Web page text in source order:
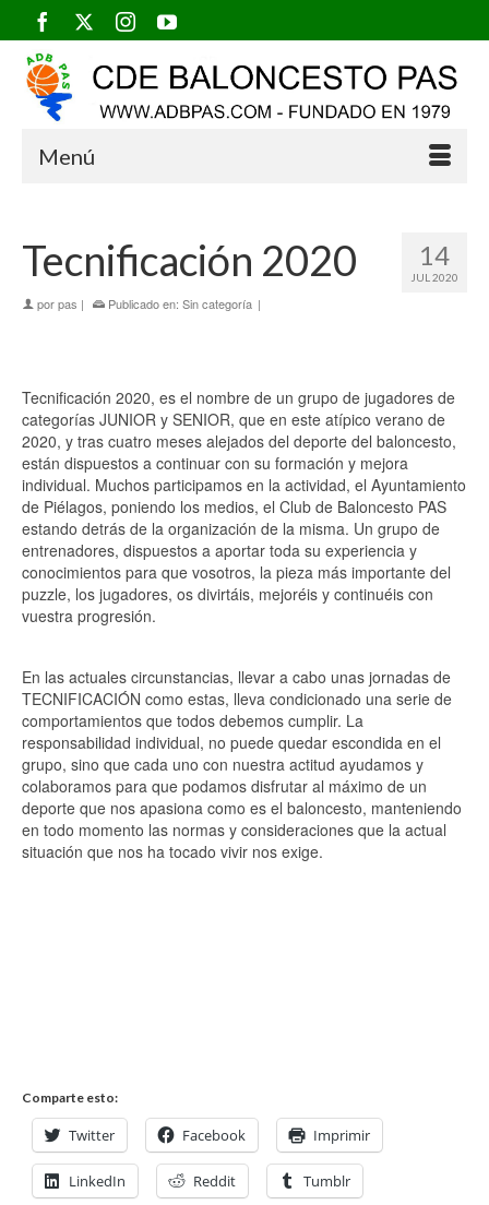
Menú
14
JUL 2020
Tecnificación 2020
porpas | Publicado en: Sin categoría |
Tecnificación 2020, es el nombre de un grupo de jugadores de
categorías JUNIOR y SENIOR, que en este atípico verano de
2020, y tras cuatro meses alejados del deporte del baloncesto,
están dispuestos a continuar con su formación y mejora
individual. Muchos participamos en la actividad, el Ayuntamiento
de Piélagos, poniendo los medios, el Club de Baloncesto PAS
estando detrás de la organización de la misma. Un grupo de
entrenadores, dispuestos a aportar toda su experiencia y
conocimientos para que vosotros, la pieza más importante del
puzzle, los jugadores, os divirtáis, mejoréis y continuéis con
vuestra progresión.
En las actuales circunstancias, llevar a cabo unas jornadas de
TECNIFICACIÓN como estas, lleva condicionado una serie de
comportamientos que todos debemos cumplir. La
responsabilidad individual, no puede quedar escondida en el
grupo, sino que cada uno con nuestra actitud ayudamos y
colaboramos para que podamos disfrutar al máximo de un
deporte que nos apasiona como es el baloncesto, manteniendo
en todo momento las normas y consideraciones que la actual
situación que nos ha tocado vivir nos exige.
Comparte esto:
Twitter Facebook Imprimir
LinkedIn Reddit Tumblr